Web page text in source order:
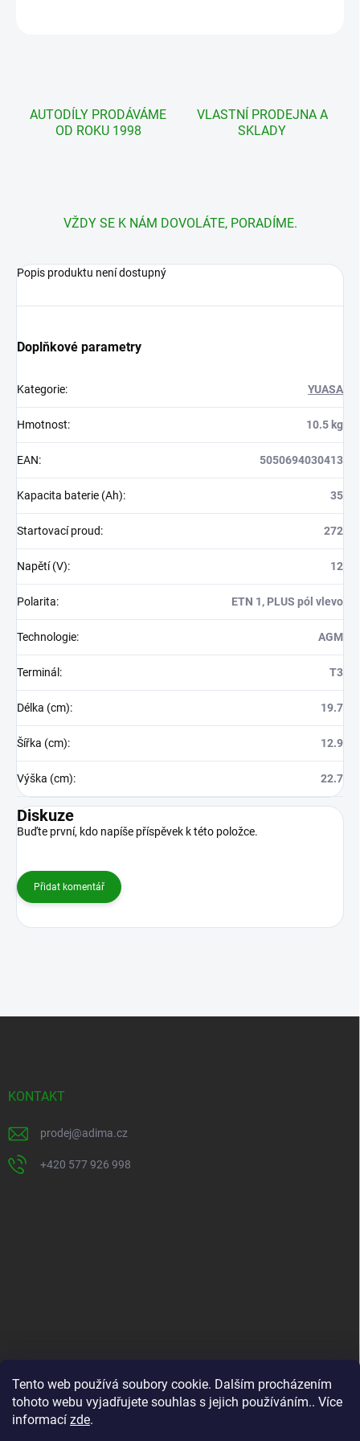
Tento web používá soubory cookie. Dalším procházením
tohoto webu vyjadřujete souhlas s jejich používáním.. Více
informací zde.
AUTODÍLY PRODÁVÁME
OD ROKU 1998
VLASTNÍ PRODEJNA A
SKLADY
VŽDY SE K NÁM DOVOLÁTE, PORADÍME.
Popis produktu není dostupný
Doplňkové parametry
Kategorie: YUASA
Hmotnost: 10.5 kg
EAN: 5050694030413
Kapacita baterie (Ah): 35
Startovací proud: 272
Napětí (V): 12
Polarita: ETN 1, PLUS pól vlevo
Technologie: AGM
Terminál : T3
Délka (cm): 19.7
Šířka (cm): 12.9
Výška (cm): 22.7
Diskuze
Buďte první, kdo napíše příspěvek k této položce.
Přidat komentář
KONTAKT
prodej@adima.cz
+420 577 926 998
Kontakty
Formuláře ke stažení